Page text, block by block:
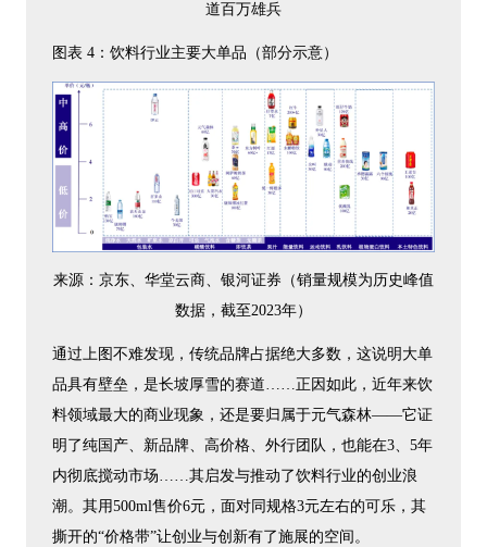
道百万雄兵
图表 4：饮料行业主要大单品（部分示意）
来源：京东、华堂云商、银河证券（销量规模为历史峰值
数据，截至2023年）
通过上图不难发现，传统品牌占据绝大多数，这说明大单
品具有壁垒，是长坡厚雪的赛道……正因如此，近年来饮
料领域最大的商业现象，还是要归属于元气森林——它证
明了纯国产、新品牌、高价格、外行团队，也能在3、5年
内彻底搅动市场……其启发与推动了饮料行业的创业浪
潮。其用500ml售价6元，面对同规格3元左右的可乐，其
撕开的“价格带”让创业与创新有了施展的空间。